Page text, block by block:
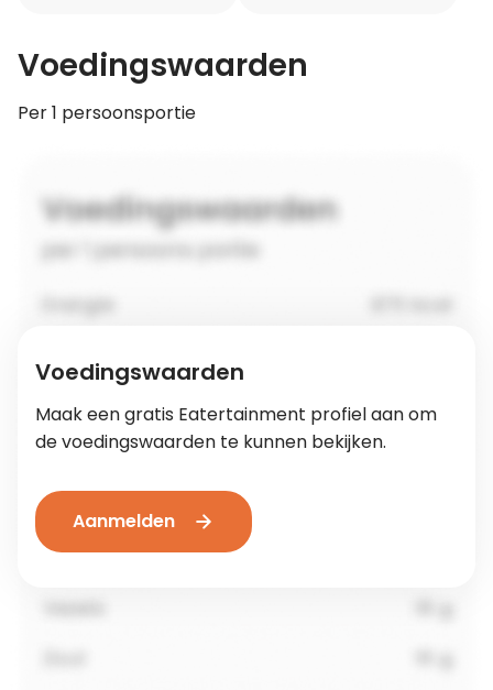
Voedingswaarden
Per 1 persoonsportie
Voedingswaarden
Maak een gratis Eatertainment profiel aan om
de voedingswaarden te kunnen bekijken.
Aanmelden